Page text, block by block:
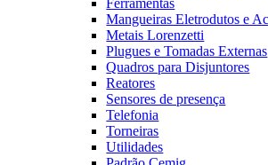
Ferramentas
Mangueiras Eletrodutos e
Metais Lorenzetti
Plugues e Tomadas Externas
Quadros para Disjuntores
Reatores
Sensores de presença
Telefonia
Torneiras
Utilidades